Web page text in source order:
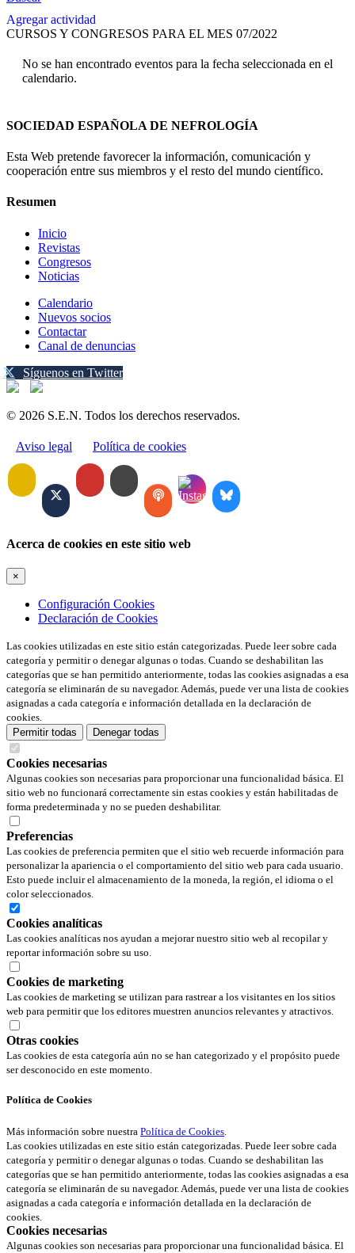
Agregar actividad
CURSOS Y CONGRESOS PARA EL MES 07/2022
No se han encontrado eventos para la fecha seleccionada en el
calendario.
SOCIEDAD ESPAÑOLA DE NEFROLOGÍA
Esta Web pretende favorecer la información, comunicación y
cooperación entre sus miembros y el resto del mundo científico.
Resumen
Inicio
Revistas
Congresos
Noticias
Calendario
Nuevos socios
Contactar
Canal de denuncias
Síguenos en Twitter
© 2026 S.E.N. Todos los derechos reservados.
Aviso legal Política de cookies
Acerca de cookies en este sitio web
×
Configuración Cookies
Declaración de Cookies
Las cookies utilizadas en este sitio están categorizadas. Puede leer sobre cada
categoría y permitir o denegar algunas o todas. Cuando se deshabilitan las
categorías que se han permitido anteriormente, todas las cookies asignadas a esa
categoría se eliminarán de su navegador. Además, puede ver una lista de cookies
asignadas a cada categoría e información detallada en la declaración de
cookies.
Permitir todas
Denegar todas
Cookies necesarias
Algunas cookies son necesarias para proporcionar una funcionalidad básica. El
sitio web no funcionará correctamente sin estas cookies y están habilitadas de
forma predeterminada y no se pueden deshabilitar.
Preferencias
Las cookies de preferencia permiten que el sitio web recuerde información para
personalizar la apariencia o el comportamiento del sitio web para cada usuario.
Esto puede incluir el almacenamiento de la moneda, la región, el idioma o el
color seleccionados.
Cookies analíticas
Las cookies analíticas nos ayudan a mejorar nuestro sitio web al recopilar y
reportar información sobre su uso.
Cookies de marketing
Las cookies de marketing se utilizan para rastrear a los visitantes en los sitios
web para permitir que los editores muestren anuncios relevantes y atractivos.
Otras cookies
Las cookies de esta categoría aún no se han categorizado y el propósito puede
ser desconocido en este momento.
Política de Cookies
Más información sobre nuestra Política de Cookies.
Las cookies utilizadas en este sitio están categorizadas. Puede leer sobre cada
categoría y permitir o denegar algunas o todas. Cuando se deshabilitan las
categorías que se han permitido anteriormente, todas las cookies asignadas a esa
categoría se eliminarán de su navegador. Además, puede ver una lista de cookies
asignadas a cada categoría e información detallada en la declaración de
cookies.
Cookies necesarias
Algunas cookies son necesarias para proporcionar una funcionalidad básica. El